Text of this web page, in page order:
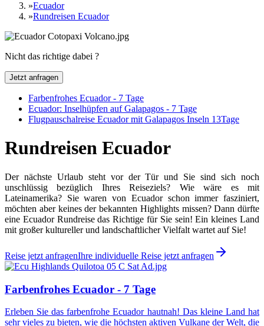
»Ecuador
»Rundreisen Ecuador
Nicht das richtige dabei ?
Jetzt anfragen
Farbenfrohes Ecuador - 7 Tage
Ecuador: Inselhüpfen auf Galapagos - 7 Tage
Flugpauschalreise Ecuador mit Galapagos Inseln 13Tage
Rundreisen Ecuador
Der nächste Urlaub steht vor der Tür und Sie sind sich noch
unschlüssig bezüglich Ihres Reiseziels? Wie wäre es mit
Lateinamerika? Sie waren von Ecuador schon immer fasziniert,
möchten aber keines der bekannten Highlights missen? Dann dürfte
eine Ecuador Rundreise das Richtige für Sie sein! Ein kleines Land
mit großer kultureller und landschaftlicher Vielfalt wartet auf Sie!
Reise jetzt anfragenIhre individuelle Reise jetzt anfragen
Farbenfrohes Ecuador - 7 Tage
Erleben Sie das farbenfrohe Ecuador hautnah! Das kleine Land hat
sehr vieles zu bieten, wie die höchsten aktiven Vulkane der Welt, die